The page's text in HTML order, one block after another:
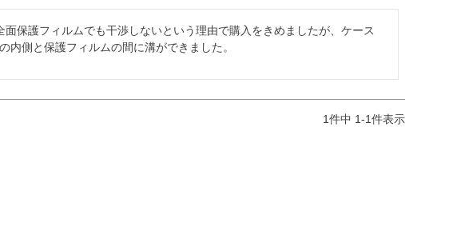
保護フィルムでも干渉しないという理由で購入をきめましたが、ケース
内側と保護フィルムの間に溝ができました。
1件中 1-1件表示